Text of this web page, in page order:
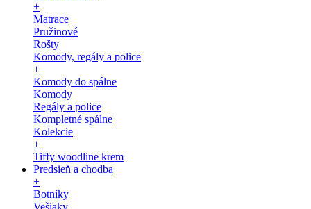
+
Matrace
Pružinové
Rošty
Komody, regály a police
+
Komody do spálne
Komody
Regály a police
Kompletné spálne
Kolekcie
+
Tiffy woodline krem
Predsieň a chodba
+
Botníky
Vešiaky